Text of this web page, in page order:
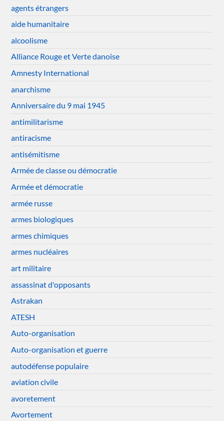
agents étrangers
aide humanitaire
alcoolisme
Alliance Rouge et Verte danoise
Amnesty International
anarchisme
Anniversaire du 9 mai 1945
antimilitarisme
antiracisme
antisémitisme
Armée de classe ou démocratie
Armée et démocratie
armée russe
armes biologiques
armes chimiques
armes nucléaires
art militaire
assassinat d'opposants
Astrakan
ATESH
Auto-organisation
Auto-organisation et guerre
autodéfense populaire
aviation civile
avoretement
Avortement